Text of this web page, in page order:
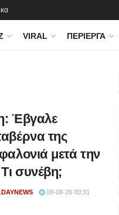
VIRAL ΠΕΡΊΕΡΓΑ
Έβγαλε
της
μετά την
συνέβη;
08-08-26 00:31